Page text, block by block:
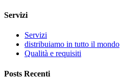
Servizi
Servizi
distribuiamo in tutto il mondo
Qualità e requisiti
Posts Recenti